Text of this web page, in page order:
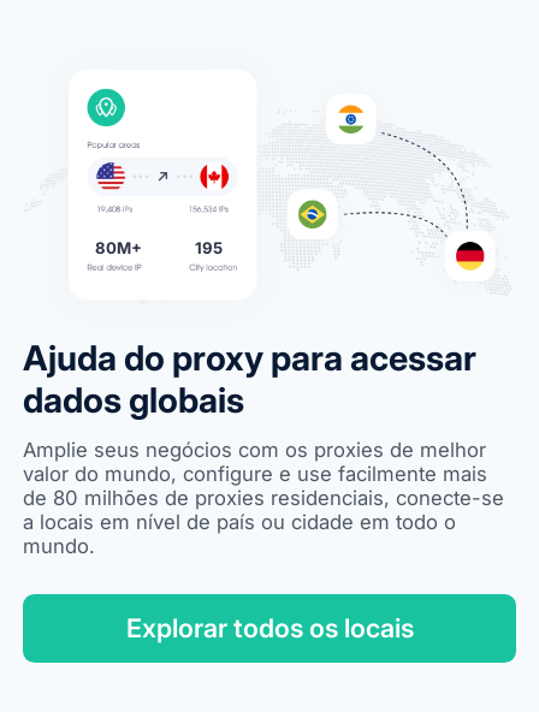
Ajuda do proxy para acessar
dados globais
Amplie seus negócios com os proxies de melhor
valor do mundo, configure e use facilmente mais
de 80 milhões de proxies residenciais, conecte-se
a locais em nível de país ou cidade em todo o
mundo.
Explorar todos os locais
80M+ 195